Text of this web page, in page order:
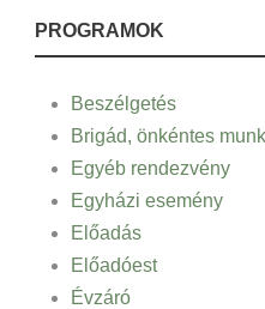
PROGRAMOK
Beszélgetés
Brigád, önkéntes
Egyéb rendezvény
Egyházi esemény
Előadás
Előadóest
Évzáró